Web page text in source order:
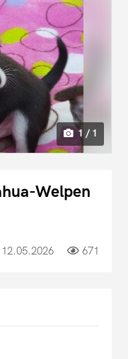
1 / 1
Welpen
12.05.2026 671